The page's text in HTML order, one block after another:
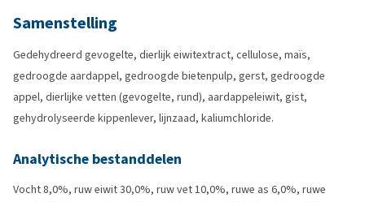
Samenstelling
Gedehydreerd gevogelte, dierlijk eiwitextract, cellulose, maïs,
gedroogde aardappel, gedroogde bietenpulp, gerst, gedroogde
appel, dierlijke vetten (gevogelte, rund), aardappeleiwit, gist,
gehydrolyseerde kippenlever, lijnzaad, kaliumchloride.
Analytische bestanddelen
Vocht 8,0%, ruw eiwit 30,0%, ruw vet 10,0%, ruwe as 6,0%, ruwe